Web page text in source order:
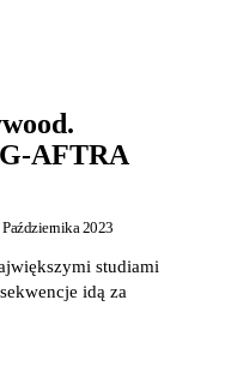
AFTRA
Października 2023
studiami
idą za